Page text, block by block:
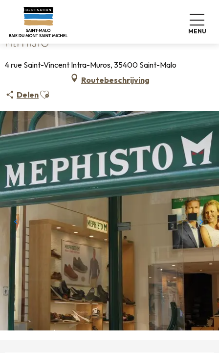
contenu
principal
MENU
Home Mephisto
MEPHISTO
4 rue Saint-Vincent Intra-Muros, 35400 Saint-Malo
Routebeschrijving
DelenAjouter aux favoris